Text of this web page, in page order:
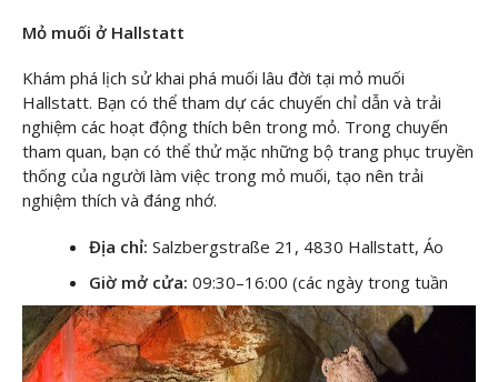
Mỏ muối ở Hallstatt
Khám phá lịch sử khai phá muối lâu đời tại mỏ muối
Hallstatt. Bạn có thể tham dự các chuyến chỉ dẫn và trải
nghiệm các hoạt động thích bên trong mỏ. Trong chuyến
tham quan, bạn có thể thử mặc những bộ trang phục truyền
thống của người làm việc trong mỏ muối, tạo nên trải
nghiệm thích và đáng nhớ.
Địa chỉ: Salzbergstraße 21, 4830 Hallstatt, Áo
Giờ mở cửa: 09:30–16:00 (các ngày trong tuần